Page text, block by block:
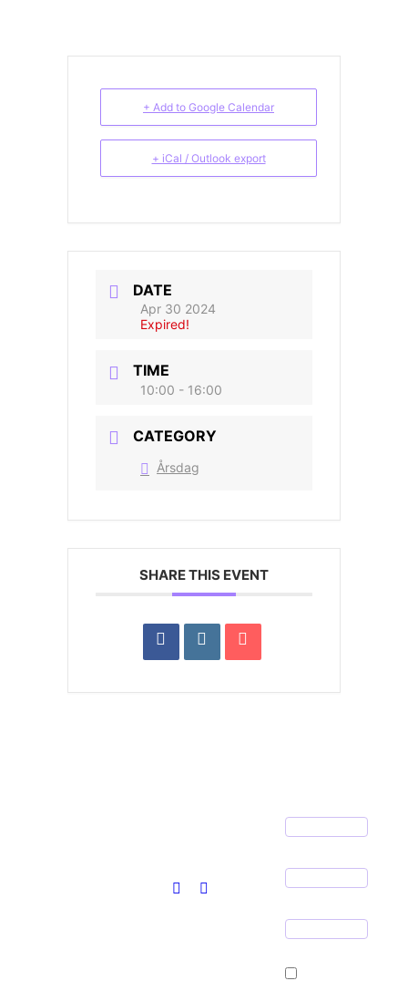
+ Add to Google Calendar
+ iCal / Outlook export
DATE
Apr 30 2024
Expired!
TIME
10:00 - 16:00
CATEGORY
Årsdag
SHARE THIS EVENT